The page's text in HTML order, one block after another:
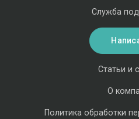
Статьи и
О
Политика обработки
Служба